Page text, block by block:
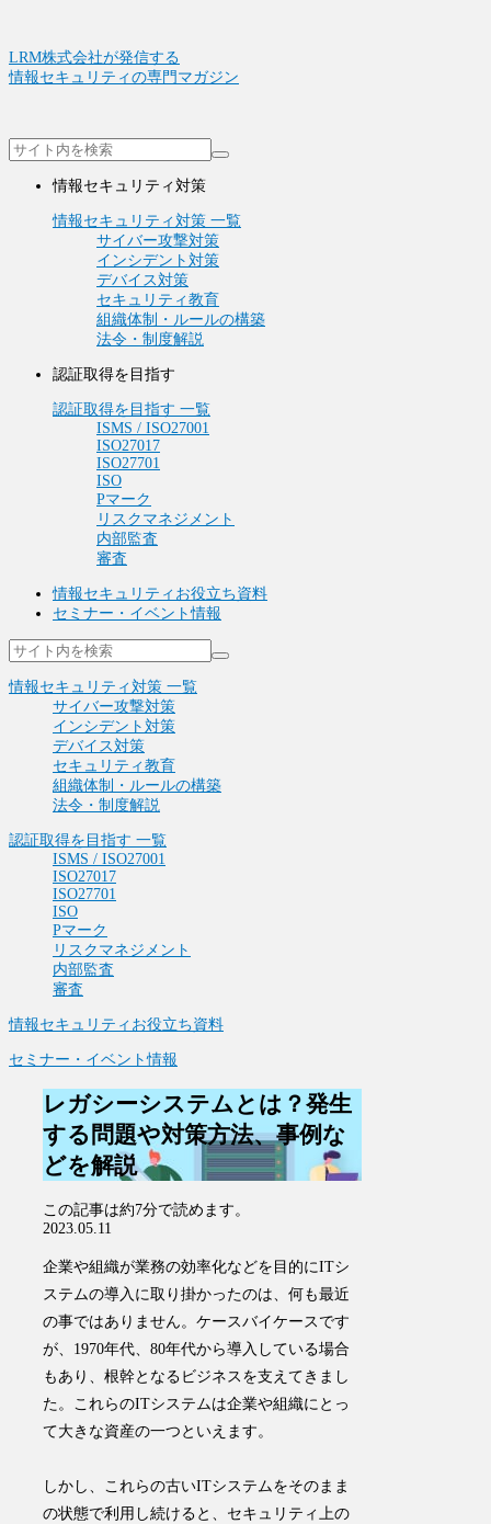
LRM株式会社が発信する
情報セキュリティの専門マガジン
情報セキュリティ対策
情報セキュリティ対策 一覧
サイバー攻撃対策
インシデント対策
デバイス対策
セキュリティ教育
組織体制・ルールの構築
法令・制度解説
認証取得を目指す
認証取得を目指す 一覧
ISMS / ISO27001
ISO27017
ISO27701
ISO
Pマーク
リスクマネジメント
内部監査
審査
情報セキュリティお役立ち資料
セミナー・イベント情報
情報セキュリティ対策 一覧
サイバー攻撃対策
インシデント対策
デバイス対策
セキュリティ教育
組織体制・ルールの構築
法令・制度解説
認証取得を目指す 一覧
ISMS / ISO27001
ISO27017
ISO27701
ISO
Pマーク
リスクマネジメント
内部監査
審査
情報セキュリティお役立ち資料
セミナー・イベント情報
レガシーシステムとは？発生
する問題や対策方法、事例な
どを解説
この記事は約7分で読めます。
2023.05.11
企業や組織が業務の効率化などを目的にITシ
ステムの導入に取り掛かったのは、何も最近
の事ではありません。ケースバイケースです
が、1970年代、80年代から導入している場合
もあり、根幹となるビジネスを支えてきまし
た。これらのITシステムは企業や組織にとっ
て大きな資産の一つといえます。
しかし、これらの古いITシステムをそのまま
の状態で利用し続けると、セキュリティ上の